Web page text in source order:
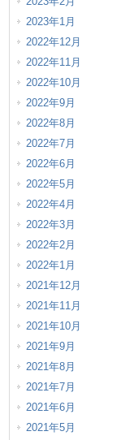
2023年1月
2022年12月
2022年11月
2022年10月
2022年9月
2022年8月
2022年7月
2022年6月
2022年5月
2022年4月
2022年3月
2022年2月
2022年1月
2021年12月
2021年11月
2021年10月
2021年9月
2021年8月
2021年7月
2021年6月
2021年5月